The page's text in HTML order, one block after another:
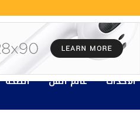
الأحداث عالم الفن الصحة